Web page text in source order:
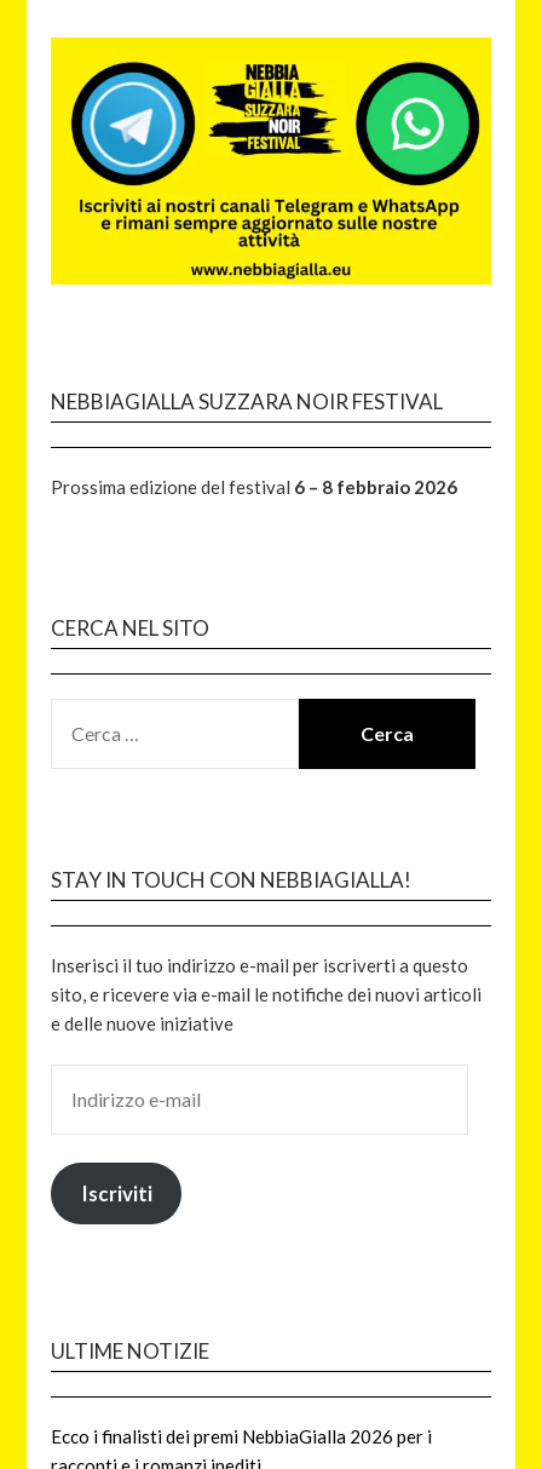
NEBBIAGIALLA SUZZARA NOIR FESTIVAL
Prossima edizione del festival 6 – 8 febbraio 2026
CERCA NEL SITO
STAY IN TOUCH CON NEBBIAGIALLA!
Inserisci il tuo indirizzo e-mail per iscriverti a questo
sito, e ricevere via e-mail le notifiche dei nuovi articoli
e delle nuove iniziative
Iscriviti
ULTIME NOTIZIE
Ecco i finalisti dei premi NebbiaGialla 2026 per i